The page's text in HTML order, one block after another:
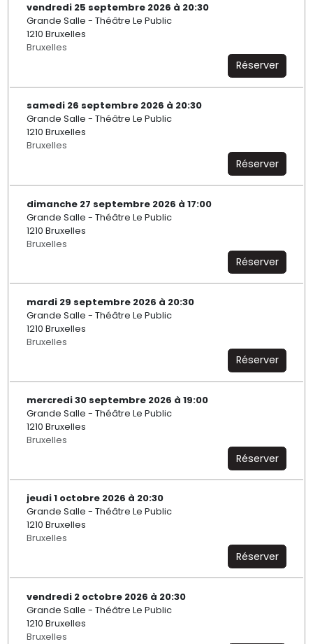
vendredi 25 septembre 2026 à 20:30
Grande Salle - Théâtre Le Public
1210 Bruxelles
Bruxelles
Réserver
samedi 26 septembre 2026 à 20:30
Grande Salle - Théâtre Le Public
1210 Bruxelles
Bruxelles
Réserver
dimanche 27 septembre 2026 à 17:00
Grande Salle - Théâtre Le Public
1210 Bruxelles
Bruxelles
Réserver
mardi 29 septembre 2026 à 20:30
Grande Salle - Théâtre Le Public
1210 Bruxelles
Bruxelles
Réserver
mercredi 30 septembre 2026 à 19:00
Grande Salle - Théâtre Le Public
1210 Bruxelles
Bruxelles
Réserver
jeudi 1 octobre 2026 à 20:30
Grande Salle - Théâtre Le Public
1210 Bruxelles
Bruxelles
Réserver
vendredi 2 octobre 2026 à 20:30
Grande Salle - Théâtre Le Public
1210 Bruxelles
Bruxelles